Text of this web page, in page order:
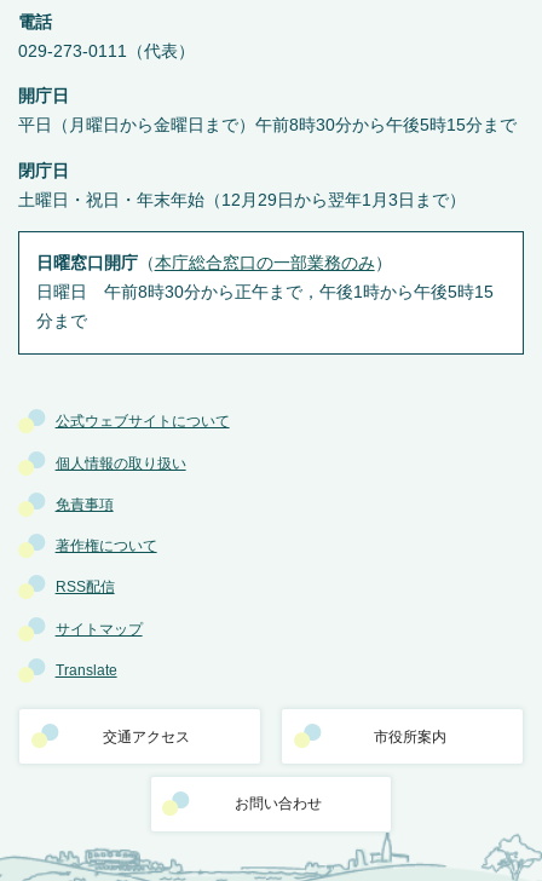
公式ウェブサイトについて
個人情報の取り扱い
免責事項
著作権について
RSS配信
サイトマップ
Translate
交通アクセス 市役所案内
お問い合わせ
電話
029-273-0111（代表）
開庁日
平日（月曜日から金曜日まで）午前8時30分から午後5時15分まで
閉庁日
土曜日・祝日・年末年始（12月29日から翌年1月3日まで）
日曜窓口開庁（本庁総合窓口の一部業務のみ ）
日曜日 午前8時30分から正午まで，午後1時から午後5時15
分まで